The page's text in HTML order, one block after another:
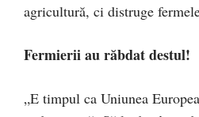
agricultură, ci distruge
Fermierii au răbdat destul!
„E timpul ca Uniunea